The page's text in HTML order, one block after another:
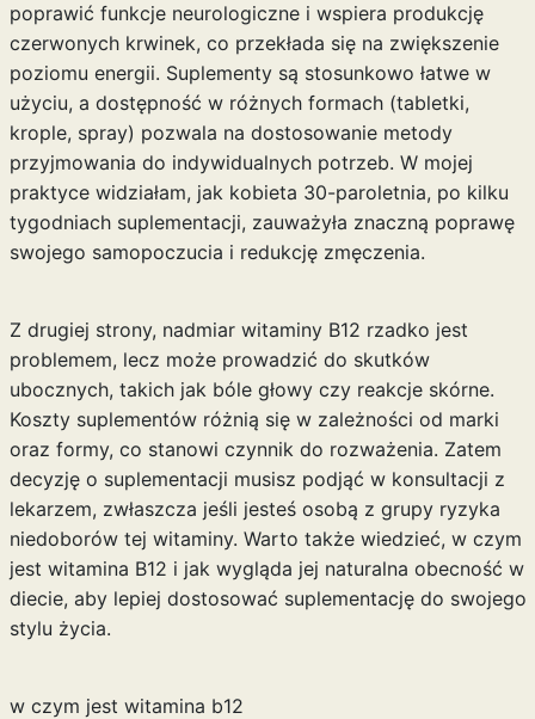
poprawić funkcje neurologiczne i wspiera produkcję
czerwonych krwinek, co przekłada się na zwiększenie
poziomu energii. Suplementy są stosunkowo łatwe w
użyciu, a dostępność w różnych formach (tabletki,
krople, spray) pozwala na dostosowanie metody
przyjmowania do indywidualnych potrzeb. W mojej
praktyce widziałam, jak kobieta 30-paroletnia, po kilku
tygodniach suplementacji, zauważyła znaczną poprawę
swojego samopoczucia i redukcję zmęczenia.
Z drugiej strony, nadmiar witaminy B12 rzadko jest
problemem, lecz może prowadzić do skutków
ubocznych, takich jak bóle głowy czy reakcje skórne.
Koszty suplementów różnią się w zależności od marki
oraz formy, co stanowi czynnik do rozważenia. Zatem
decyzję o suplementacji musisz podjąć w konsultacji z
lekarzem, zwłaszcza jeśli jesteś osobą z grupy ryzyka
niedoborów tej witaminy. Warto także wiedzieć, w czym
jest witamina B12 i jak wygląda jej naturalna obecność w
diecie, aby lepiej dostosować suplementację do swojego
stylu życia.
w czym jest witamina b12